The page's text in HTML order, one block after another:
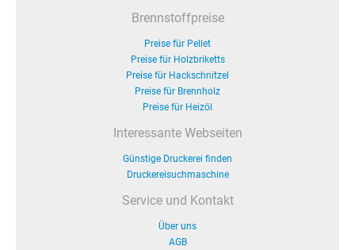
Brennstoffpreise
Preise für Pellet
Preise für Holzbriketts
Preise für Hackschnitzel
Preise für Brennholz
Preise für Heizöl
Interessante Webseiten
Günstige Druckerei finden
Druckereisuchmaschine
Service und Kontakt
Über uns
AGB